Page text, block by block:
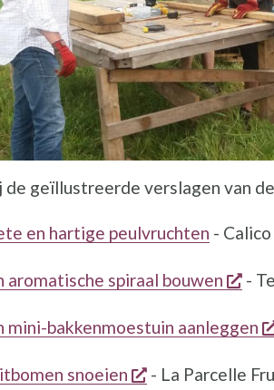
de geïllustreerde verslagen van
en hartige peulvruchten -
aromatische spiraal bouwen -
mini-bakkenmoestuin aanleggen
snoeien opent een
- La Parcelle